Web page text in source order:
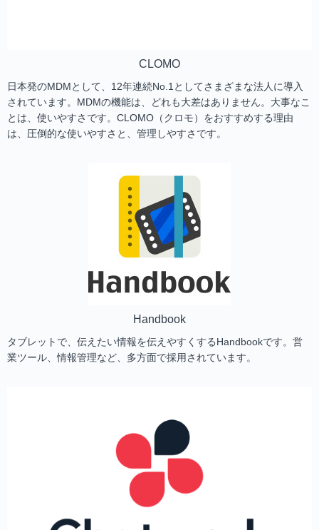
CLOMO
日本発のMDMとして、12年連続No.1としてさまざまな法人に導入
されています。MDMの機能は、どれも大差はありません。大事なこ
とは、使いやすさです。CLOMO（クロモ）をおすすめする理由
は、圧倒的な使いやすさと、管理しやすさです。
Handbook
タブレットで、伝えたい情報を伝えやすくするHandbookです。営
業ツール、情報管理など、多方面で採用されています。